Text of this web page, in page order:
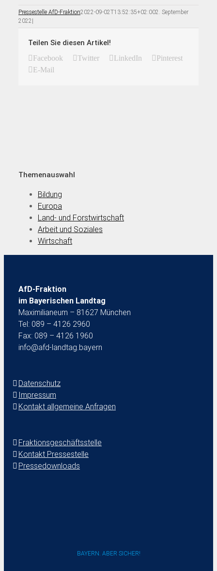
Pressestelle AfD-Fraktion2022-09-02T13:52:35+02:002. September
2022 |
Teilen Sie diesen Artikel!
Facebook Twitter LinkedIn
Pinterest
E-Mail
Themenauswahl
Bildung
Europa
Land- und Forstwirtschaft
Arbeit und Soziales
Wirtschaft
AfD-Fraktion
im Bayerischen Landtag
Maximilianeum – 81627 München
Tel: 089 – 4126 2960
Fax: 089 – 4126 1960
info@afd-landtag.bayern
Datenschutz
Impressum
Kontakt allgemeine Anfragen
Fraktionsgeschäftsstelle
Kontakt Pressestelle
Pressedownloads
BAYERN. ABER SICHER!